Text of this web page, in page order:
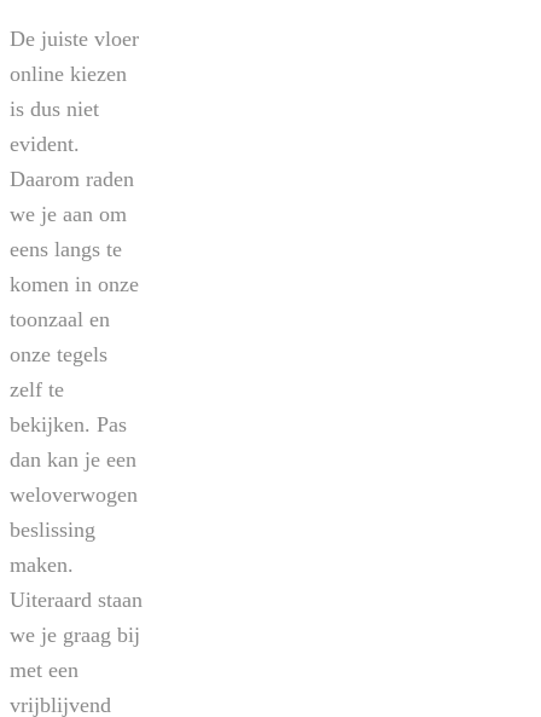
De juiste vloer
online kiezen
is dus niet
evident.
Daarom raden
we je aan om
eens langs te
komen in onze
toonzaal en
onze tegels
zelf te
bekijken. Pas
dan kan je een
weloverwogen
beslissing
maken.
Uiteraard staan
we je graag bij
met een
vrijblijvend